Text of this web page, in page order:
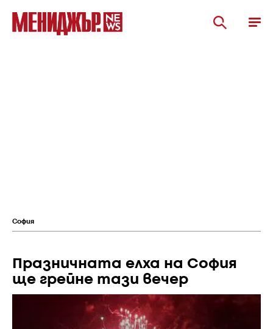
София
Празничната елха на София
ще грейне тази вечер